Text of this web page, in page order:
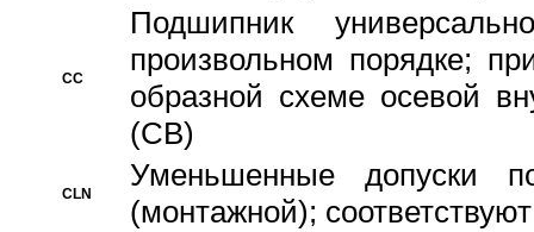
CC
Подшипник
произвольном порядке;
образной схеме осевой
(CB)
CLN
Уменьшенные
(монтажной);